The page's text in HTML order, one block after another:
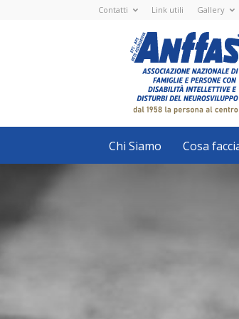
Contatti Link utili Gallery
Nazionale
ETS
-
APS
Associazione
Nazionale
di
Famiglie
e
con
disabilità
intellettive
Chi Siamo Cosa